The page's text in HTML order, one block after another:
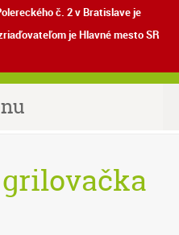
č. 2 v Bratislave je
je Hlavné mesto SR